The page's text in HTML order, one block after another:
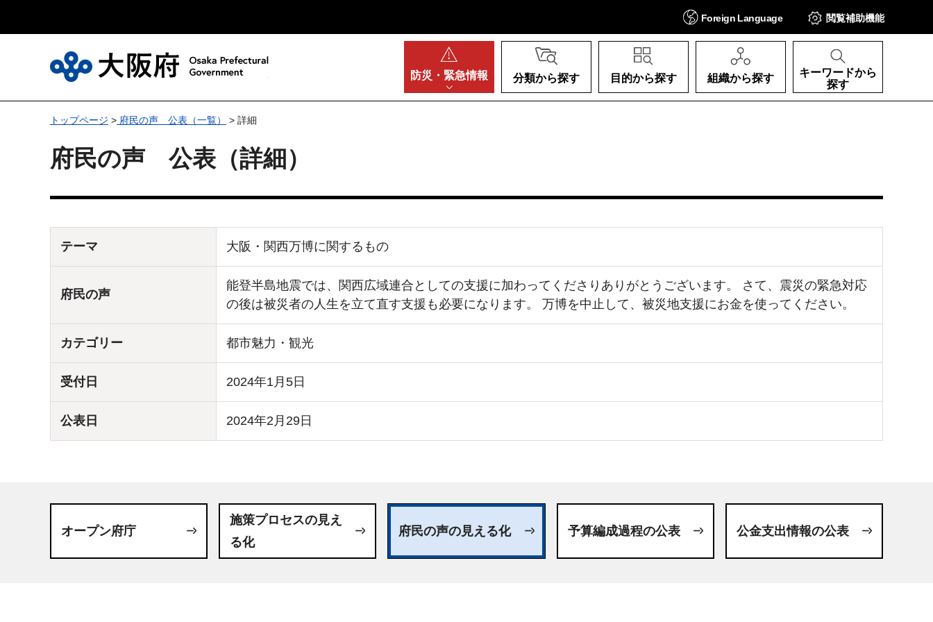
Foreign Language 閲覧補助機能
防災・ 緊急情報 分類から探す 目的から探す 組織から探す
キーワードから
探す
トップページ > 府民の声 公表（一覧） > 詳細
府民の声 公表（詳細）
テーマ 大阪・関西万博に関するもの
府民の声
能登半島地震では、関西広域連合としての支援に加わってくださりありがとうございます。 さて、震災の緊急対応
の後は被災者の人生を立て直す支援も必要になります。 万博を中止して、被災地支援にお金を使ってください。
カテゴリー 都市魅力・観光
受付日 2024年1月5日
公表日 2024年2月29日
オープン府庁
施策プロセスの見え
る化
府民の声の見える化 予算編成過程の公表 公金支出情報の公表